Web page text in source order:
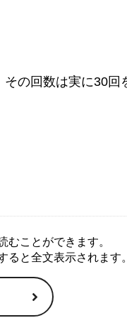
の回数は実に30回
むことができます。
ると全文表示されます。